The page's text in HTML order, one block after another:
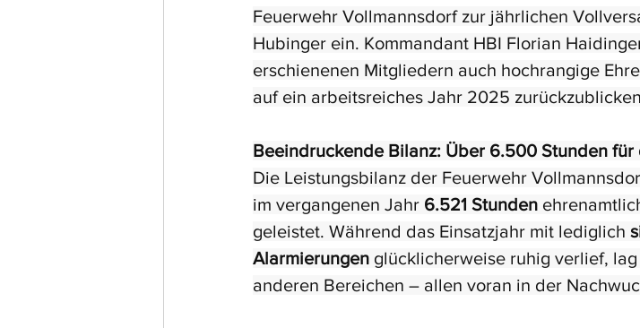
Feuerwehr Vollmannsdorf zur jährlichen
Hubinger ein. Kommandant HBI Florian
erschienenen Mitgliedern auch hochrangige
auf ein arbeitsreiches Jahr 2025
Beeindruckende Bilanz: Über 6.500 Stunden für
Die Leistungsbilanz der Feuerwehr
im vergangenen Jahr 6.521 Stunden
geleistet. Während das Einsatzjahr mit lediglich
Alarmierungen glücklicherweise ruhig verlief,
anderen Bereichen – allen voran in der